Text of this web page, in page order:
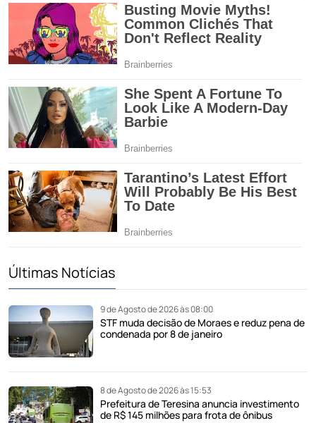
Últimas Notícias
9 de Agosto de 2026 às 08:00
STF muda decisão de Moraes e reduz pena de
condenada por 8 de janeiro
8 de Agosto de 2026 às 15:53
Prefeitura de Teresina anuncia investimento
de R$ 145 milhões para frota de ônibus